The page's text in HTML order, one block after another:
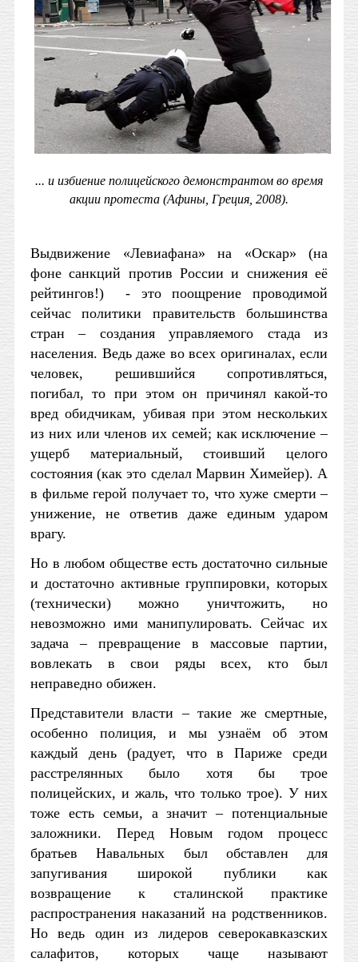
... и избиение полицейского демонстрантом во время
акции протеста (Афины, Греция, 2008).
Выдвижение «Левиафана» на «Оскар» (на
фоне санкций против России и снижения её
рейтингов!) - это поощрение проводимой
сейчас политики правительств большинства
стран – создания управляемого стада из
населения. Ведь даже во всех оригиналах, если
человек, решившийся сопротивляться,
погибал, то при этом он причинял какой-то
вред обидчикам, убивая при этом нескольких
из них или членов их семей; как исключение –
ущерб материальный, стоивший целого
состояния (как это сделал Марвин Химейер). А
в фильме герой получает то, что хуже смерти –
унижение, не ответив даже единым ударом
врагу.
Но в любом обществе есть достаточно сильные
и достаточно активные группировки, которых
(технически) можно уничтожить, но
невозможно ими манипулировать. Сейчас их
задача – превращение в массовые партии,
вовлекать в свои ряды всех, кто был
неправедно обижен.
Представители власти – такие же смертные,
особенно полиция, и мы узнаём об этом
каждый день (радует, что в Париже среди
расстрелянных было хотя бы трое
полицейских, и жаль, что только трое). У них
тоже есть семьи, а значит – потенциальные
заложники. Перед Новым годом процесс
братьев Навальных был обставлен для
запугивания широкой публики как
возвращение к сталинской практике
распространения наказаний на родственников.
Но ведь один из лидеров северокавказских
салафитов, которых чаще называют